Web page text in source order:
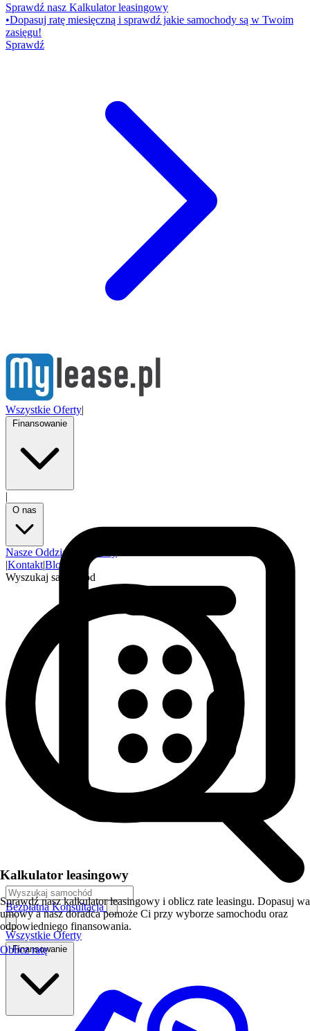
Sprawdź nasz Kalkulator leasingowy
•Dopasuj ratę miesięczną i sprawdź jakie samochody są w Twoim
zasięgu!
Sprawdź
Wszystkie Oferty|
|
Nasze Oddziały
|Kontakt|Blog
Wyszukaj samochód
Bezpłatna Konsultacja
Wszystkie Oferty
Finansowanie
Kalkulator leasingowy
Sprawdź nasz kalkulator leasingowy i oblicz rate leasingu. Dopasuj
umowy a nasz doradca pomoże Ci przy wyborze samochodu oraz
odpowiedniego finansowania.
Oblicz ratę